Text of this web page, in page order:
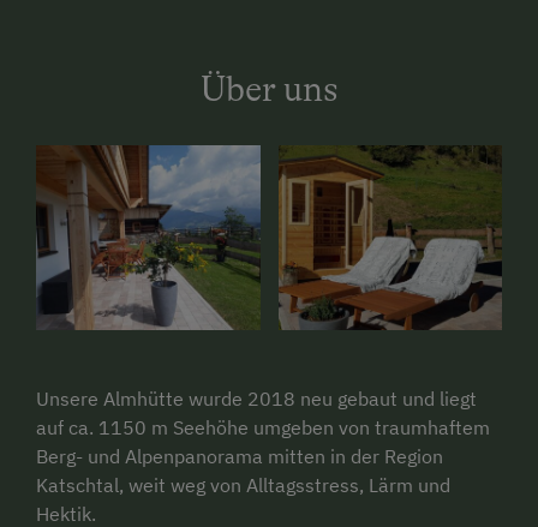
Über uns
Unsere Almhütte wurde 2018 neu gebaut und liegt
auf ca. 1150 m Seehöhe umgeben von traumhaftem
Berg- und Alpenpanorama mitten in der Region
Katschtal, weit weg von Alltagsstress, Lärm und
Hektik.